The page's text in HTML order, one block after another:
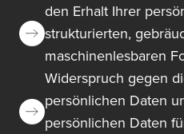
den Erhalt Ihrer
strukturierten,
maschinenlesbaren
Widerspruch gegen
persönlichen Daten
persönlichen Daten